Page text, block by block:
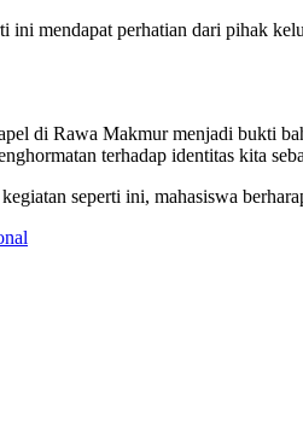
ini mendapat perhatian dari pihak
di Rawa Makmur menjadi bukti
terhadap identitas kita
seperti ini, mahasiswa